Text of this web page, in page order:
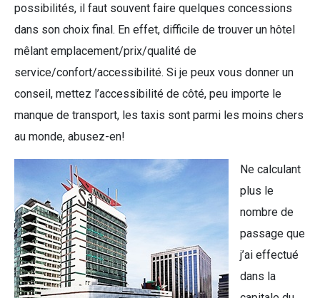
possibilités, il faut souvent faire quelques concessions
dans son choix final. En effet, difficile de trouver un hôtel
mêlant emplacement/prix/qualité de
service/confort/accessibilité. Si je peux vous donner un
conseil, mettez l’accessibilité de côté, peu importe le
manque de transport, les taxis sont parmi les moins chers
au monde, abusez-en!
Ne calculant
plus le
nombre de
passage que
j’ai effectué
dans la